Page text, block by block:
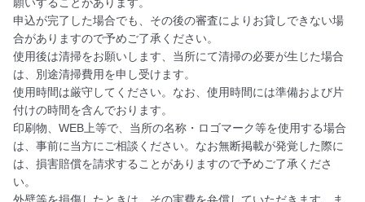
願いすることがあります。
申込が完了した場合でも、その後の審査によりお貸しできない場
合がありますので予めご了承ください。
使用後は清掃をお願いします、当所にて清掃の必要が生じた場合
は、別途清掃費用を申し受けます。
使用時間は厳守してください。なお、使用時間には準備および片
付けの時間を含んでおります。
印刷物、WEB上等で、当所の名称・ロゴマーク等を使用する場合
は、事前に当方にご相談ください。なお無断掲載が発覚した際に
は、損害賠償を請求することがありますので予めご了承くださ
い。